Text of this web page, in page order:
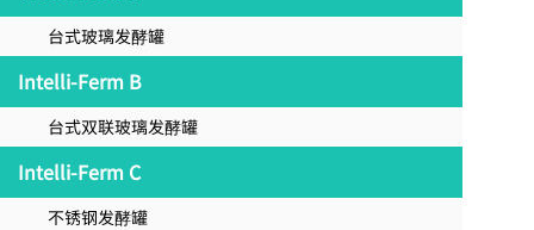
台式玻璃发酵罐
Intelli-Ferm B
台式双联玻璃发酵罐
Intelli-Ferm C
不锈钢发酵罐